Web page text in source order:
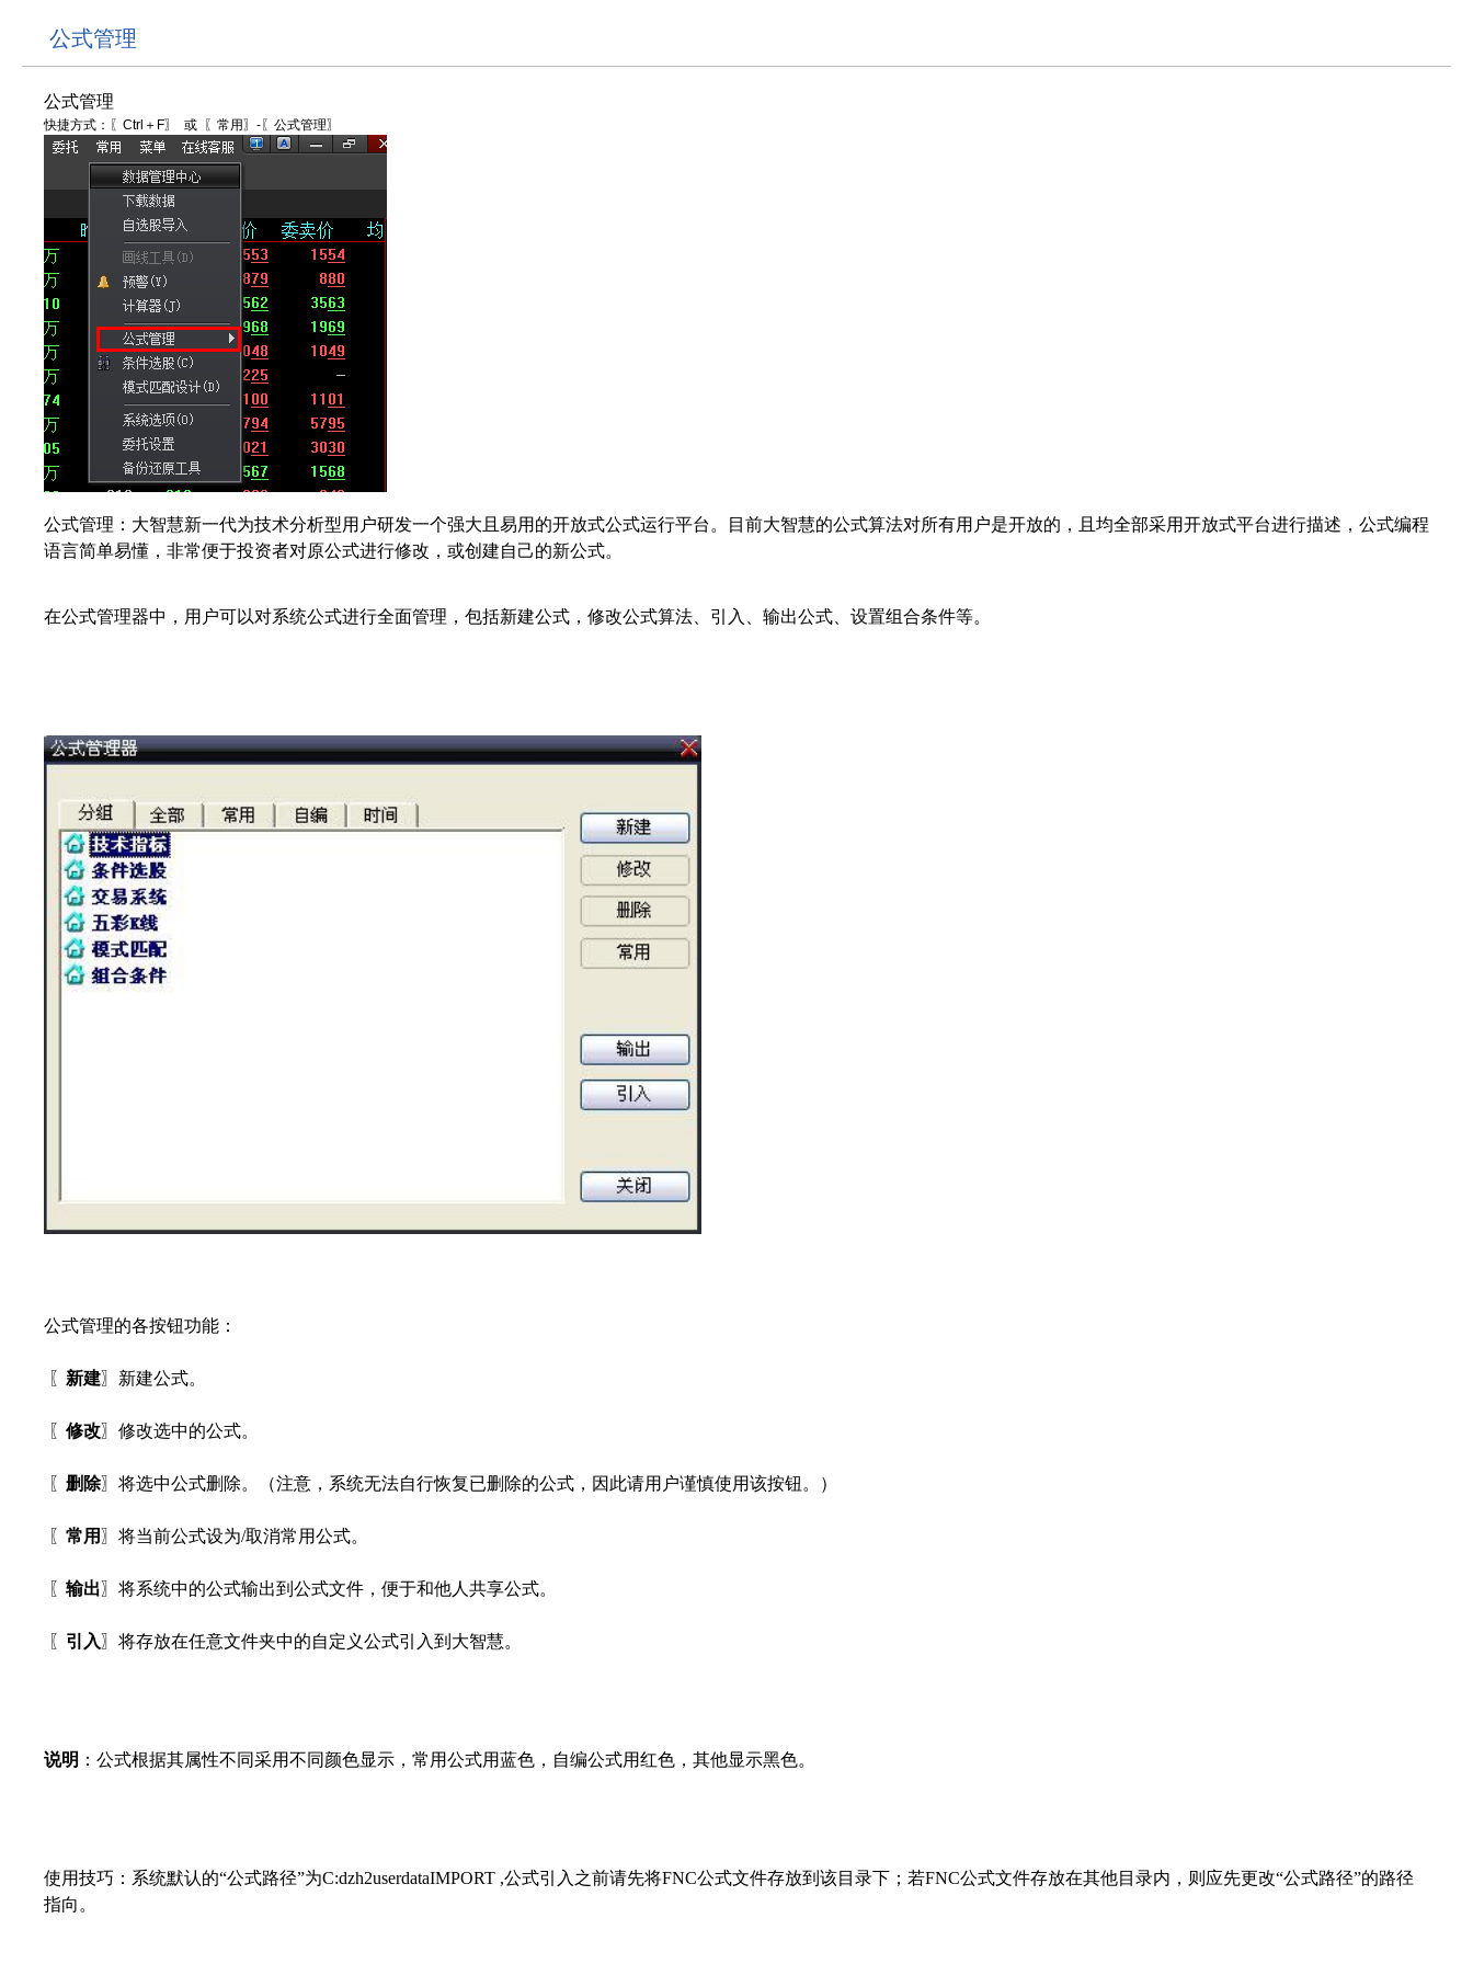
公式管理
公式管理
快捷方式：〖Ctrl＋F〗 或 〖常用〗-〖公式管理〗
公式管理：大智慧新一代为技术分析型用户研发一个强大且易用的开放式公式运行平台。目前大智慧的公式算法对所有用户是开放的，且均全部采用开放式平台进行描述，公式编程
语言简单易懂，非常便于投资者对原公式进行修改，或创建自己的新公式。
在公式管理器中，用户可以对系统公式进行全面管理，包括新建公式，修改公式算法、引入、输出公式、设置组合条件等。
公式管理的各按钮功能：
〖 新建〗新建公式。
〖 修改〗修改选中的公式。
〖 删除〗将选中公式删除。（注意，系统无法自行恢复已删除的公式，因此请用户谨慎使用该按钮。）
〖 常用 〗将当前公式设为/取消常用公式。
〖 输出〗将系统中的公式输出到公式文件，便于和他人共享公式。
〖 引入〗将存放在任意文件夹中的自定义公式引入到大智慧。
说明 ：公式根据其属性不同采用不同颜色显示，常用公式用蓝色，自编公式用红色，其他显示黑色。
使用技巧：系统默认的“公式路径”为C:dzh2userdataIMPORT ,公式引入之前请先将FNC公式文件存放到该目录下；若FNC公式文件存放在其他目录内，则应先更改“公式路径”的路径
指向。